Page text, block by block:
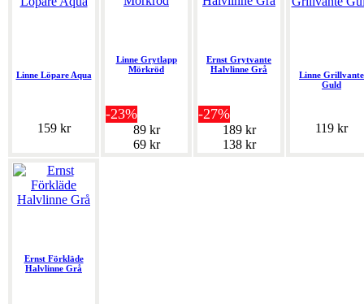
Linne Löpare Aqua
159 kr
Linne Grytlapp
Mörkröd
-23%
89 kr
69 kr
Ernst Grytvante
Halvlinne Grå
-27%
189 kr
138 kr
Linne Grillvante
Guld
119 kr
Ernst Förkläde
Halvlinne Grå